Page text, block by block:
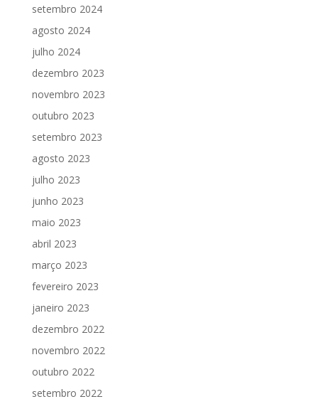
setembro 2024
agosto 2024
julho 2024
dezembro 2023
novembro 2023
outubro 2023
setembro 2023
agosto 2023
julho 2023
junho 2023
maio 2023
abril 2023
março 2023
fevereiro 2023
janeiro 2023
dezembro 2022
novembro 2022
outubro 2022
setembro 2022